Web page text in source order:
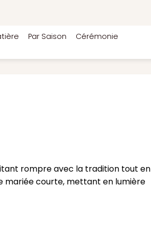
Par Saison Cérémonie
rompre avec la tradition tout en
mariée courte, mettant en lumière